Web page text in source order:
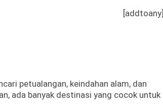
[addtoany]
petualangan, keindahan alam, dan
ada banyak destinasi yang cocok untuk